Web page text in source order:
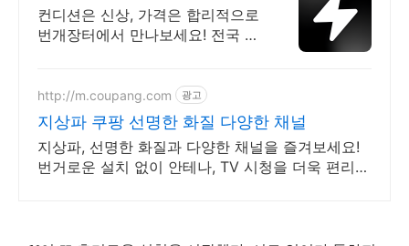
브랜드 중고거래
컨디션은 신상, 가격은 합리적으로
번개장터에서 만나보세요! 전국 각
로드
http://m.coupang.com 광고
지상파 쿠팡 선명한 화질 다양한 채널
지상파, 선명한 화질과 다양한 채널을 즐겨보세요!
번거로운 설치 없이 안테나, TV 시청을 더욱 편리하